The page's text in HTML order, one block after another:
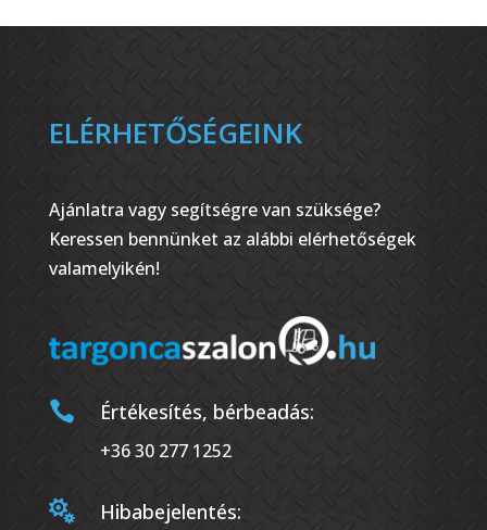
ELÉRHETŐSÉGEINK
Ajánlatra vagy segítségre van szüksége?
Keressen bennünket az alábbi elérhetőségek
valamelyikén!
 Értékesítés, bérbeadás:
+36 30 277 1252
 Hibabejelentés: